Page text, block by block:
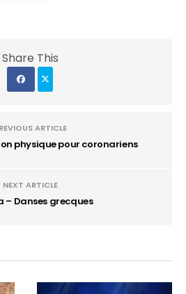
Share This
ARTICLE
physique pour coronariens
NEXT ARTICLE
– Danses grecques